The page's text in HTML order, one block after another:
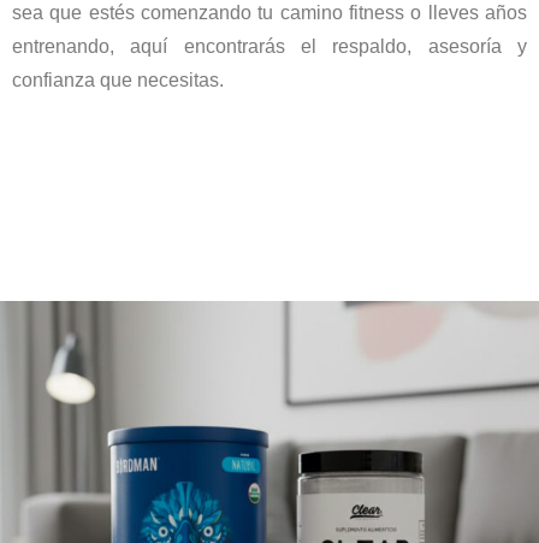
sea que estés comenzando tu camino fitness o lleves años
entrenando, aquí encontrarás el respaldo, asesoría y
confianza que necesitas.